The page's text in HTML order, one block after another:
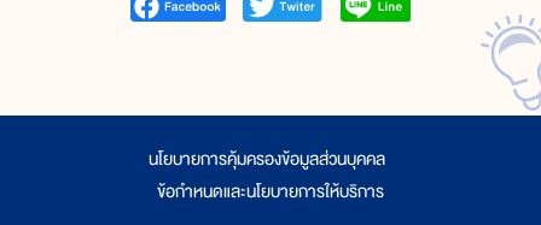
นโยบายการคุ้มครองข้อมูลส่วนบุคคล
ข้อกำหนดและนโยบายการให้บริการ